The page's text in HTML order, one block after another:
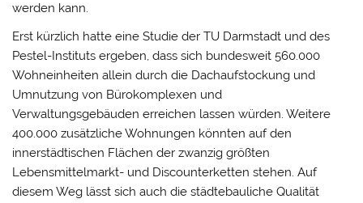
werden kann.
Erst kürzlich hatte eine Studie der TU Darmstadt und des
Pestel-Instituts ergeben, dass sich bundesweit 560.000
Wohneinheiten allein durch die Dachaufstockung und
Umnutzung von Bürokomplexen und
Verwaltungsgebäuden erreichen lassen würden. Weitere
400.000 zusätzliche Wohnungen könnten auf den
innerstädtischen Flächen der zwanzig größten
Lebensmittelmarkt- und Discounterketten stehen. Auf
diesem Weg lässt sich auch die städtebauliche Qualität